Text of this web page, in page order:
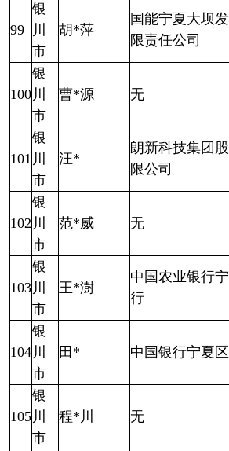
99
银
川
市
胡*萍
国能宁夏大坝
限责任公司
100
银
川
市
曹*源 无
101
银
川
市
汪*
朗新科技集团
限公司
102
银
川
市
范*威 无
103
银
川
市
王*澍
中国农业银行
行
104
银
川
市
田* 中国银行宁夏
105
银
川
市
程*川 无